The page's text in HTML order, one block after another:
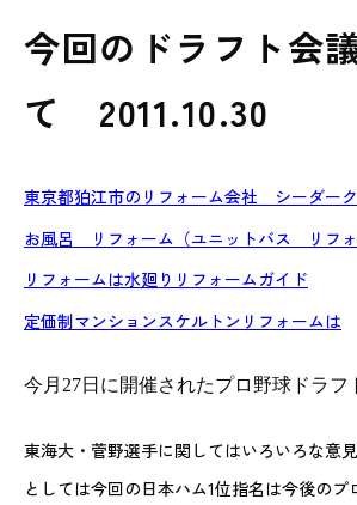
今回のドラフト会
て 2011.10.30
東京都狛江市のリフォーム会社 シーダーク
お風呂 リフォーム（ユニットバス リフ
リフォームは水廻りリフォームガイド
定価制マンションスケルトンリフォームは
今月27日に開催されたプロ野球ドラフ
東海大・菅野選手に関してはいろいろな意
としては今回の日本ハム1位指名は今後の